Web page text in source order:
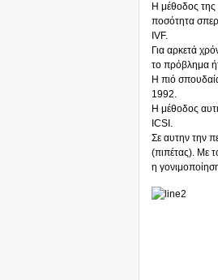
Η μέθοδος της
ποσότητα
IVF.
Για αρκετά
το πρόβλημα
Η πιό
1992.
Η μέθοδος
ICSI.
Σε αυτην την
(πιπέτας). Με
η